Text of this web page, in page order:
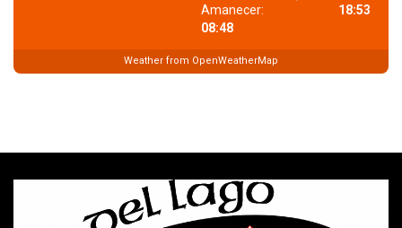
Amanecer:
08:48
18:53
Weather from OpenWeatherMap